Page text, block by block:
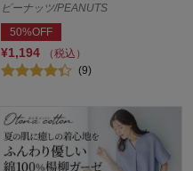
ピーナッツ/PEANUTS
50%OFF
¥1,194
（税込）
(9)